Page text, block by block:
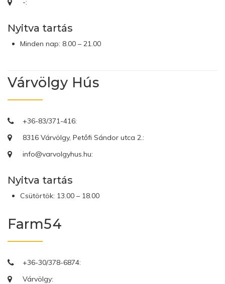
-:
Nyitva tartás
Minden nap: 8.00 – 21.00
Várvölgy Hús
+36-83/371-416:
8316 Várvölgy, Petőfi Sándor utca 2.:
info@varvolgyhus.hu:
Nyitva tartás
Csütörtök: 13.00 – 18.00
Farm54
+36-30/378-6874:
Várvölgy: